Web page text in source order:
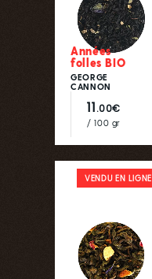
Années
folles BIO
GEORGE
CANNON
11.00€
/ 100 gr
VENDU EN LIGNE